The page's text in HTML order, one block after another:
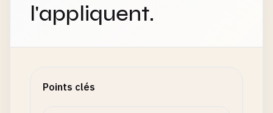
l'appliquent.
Points clés